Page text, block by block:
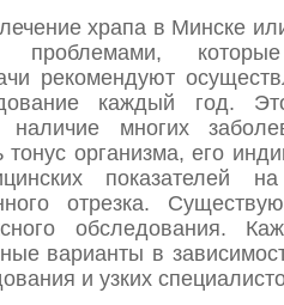
храпа в Минске
проблемами,
рекомендуют
каждый год.
наличие многих
тонус организма, его
показателей
отрезка.
обследования.
варианты в
и узких